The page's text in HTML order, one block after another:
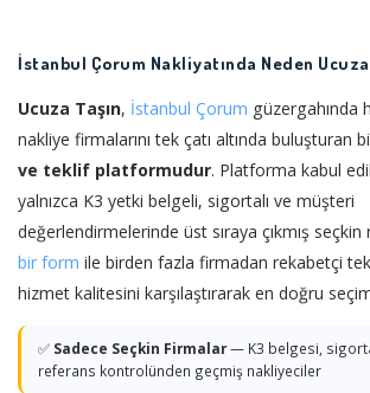
İstanbul Çorum Nakliyatında Neden Ucuza
Ucuza Taşın, İstanbul Çorum güzergahında
nakliye firmalarını tek çatı altında buluşturan
ve teklif platformudur. Platforma kabul
yalnızca K3 yetki belgeli, sigortalı ve müşteri
değerlendirmelerinde üst sıraya çıkmış seçkin
bir form ile birden fazla firmadan rekabetçi
hizmet kalitesini karşılaştırarak en doğru
✅ Sadece Seçkin Firmalar— K3 belgesi,
referans kontrolünden geçmiş nakliyeciler